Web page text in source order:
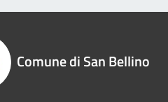
Comune di San Bellino